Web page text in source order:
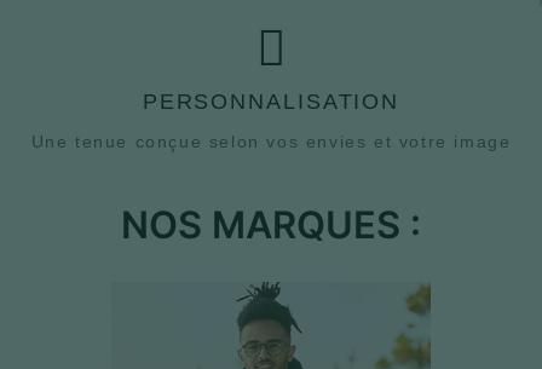
PERSONNALISATION
Une tenue conçue selon vos envies et votre image
NOS MARQUES :